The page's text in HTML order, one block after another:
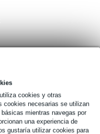
cookies y otras
cookies necesarias se utilizan
mientras navegas por
una experiencia de
gustaría utilizar cookies para